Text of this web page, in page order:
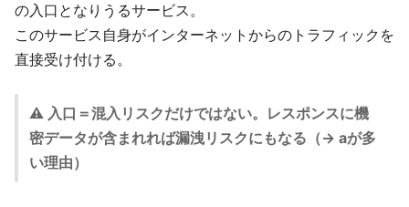
の入口となりうるサービス。
このサービス自身がインターネットからのトラフィックを
直接受け付ける。
⚠️ 入口＝混入リスクだけではない。レスポンスに機
密データが含まれれば漏洩リスクにもなる（→ aが多
い理由）